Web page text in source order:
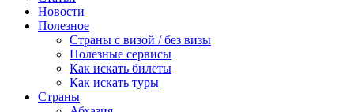
Новости
Полезное
Cтраны с визой / без визы
Полезные сервисы
Как искать билеты
Как искать туры
Страны